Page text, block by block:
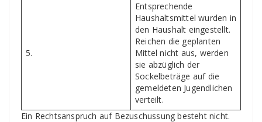
5.
Entsprechende
Haushaltsmittel wurden in
den Haushalt eingestellt.
Reichen die geplanten
Mittel nicht aus, werden
sie abzüglich der
Sockelbeträge auf die
gemeldeten Jugendlichen
verteilt.
Ein Rechtsanspruch auf Bezuschussung besteht nicht.